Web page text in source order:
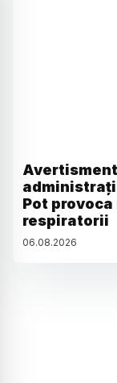
Pot
respiratorii
06.08.2026